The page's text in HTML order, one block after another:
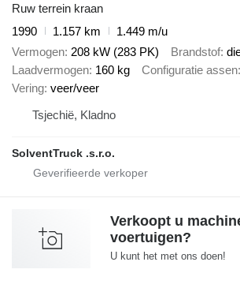
Ruw terrein kraan
1990
1.157 km
1.449 m/u
Vermogen 208 kW (283 PK) Brandstof
Laadvermogen 160 kg Configuratie assen
Vering veer/veer
Tsjechië, Kladno
SolventTruck .s.r.o.
Verkoopt u
voertuigen?
U kunt het met ons doen!